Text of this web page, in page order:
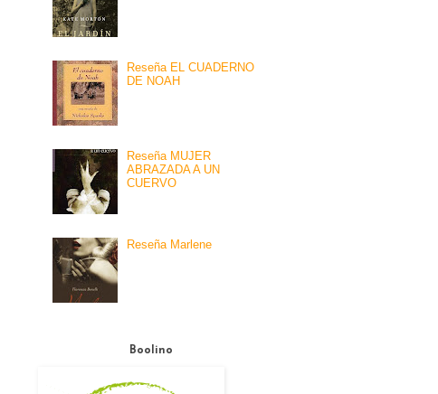
Reseña EL CUADERNO
DE NOAH
Reseña MUJER
ABRAZADA A UN
CUERVO
Reseña Marlene
Boolino